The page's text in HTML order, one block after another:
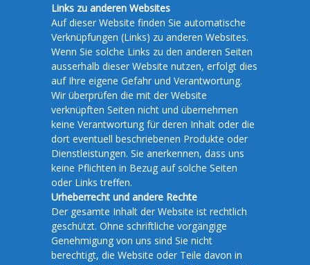
Links zu anderen Websites
Auf dieser Website finden Sie automatische
Verknüpfungen (Links) zu anderen Websites.
Wenn Sie solche Links zu den anderen Seiten
ausserhalb dieser Website nutzen, erfolgt dies
auf Ihre eigene Gefahr und Verantwortung.
Wir überprüfen die mit der Website
verknüpften Seiten nicht und übernehmen
keine Verantwortung für deren Inhalt oder die
dort eventuell beschriebenen Produkte oder
Dienstleistungen. Sie anerkennen, dass uns
keine Pflichten in Bezug auf solche Seiten
oder Links treffen.
Urheberrecht und andere Rechte
Der gesamte Inhalt der Website ist rechtlich
geschützt. Ohne schriftliche vorgängige
Genehmigung von uns sind Sie nicht
berechtigt, die Website oder Teile davon in